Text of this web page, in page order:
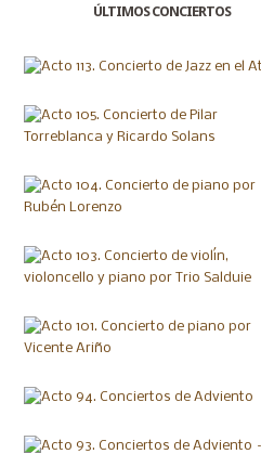
ÚLTIMOS CONCIERTOS